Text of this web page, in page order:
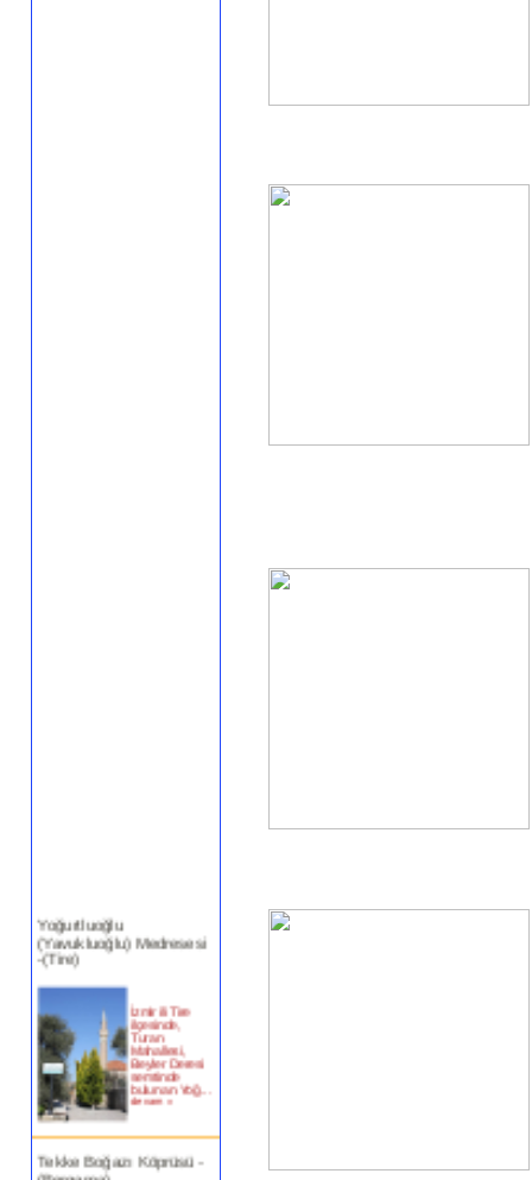
(Yavukluoğlu) Medresesi
-(Tire)
ilçesinde,
Turan
Mahallesi,
Beyler Deresi
semtinde
bulunan Yoğ...
devam »
(Bergama)